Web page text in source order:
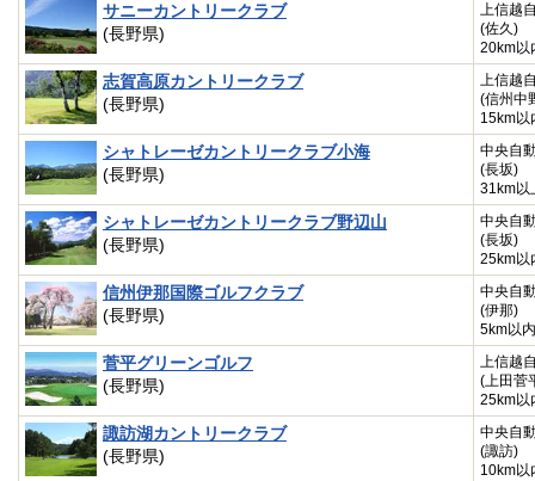
サニーカントリークラブ
(長野県)
上信越
(佐久)
20km以
志賀高原カントリークラブ
(長野県)
上信越
(信州中
15km以
シャトレーゼカントリークラブ小海
(長野県)
中央自
(長坂)
31km以
シャトレーゼカントリークラブ野辺山
(長野県)
中央自
(長坂)
25km以
信州伊那国際ゴルフクラブ
(長野県)
中央自
(伊那)
5km以内
菅平グリーンゴルフ
(長野県)
上信越
(上田菅
25km以
諏訪湖カントリークラブ
(長野県)
中央自
(諏訪)
10km以